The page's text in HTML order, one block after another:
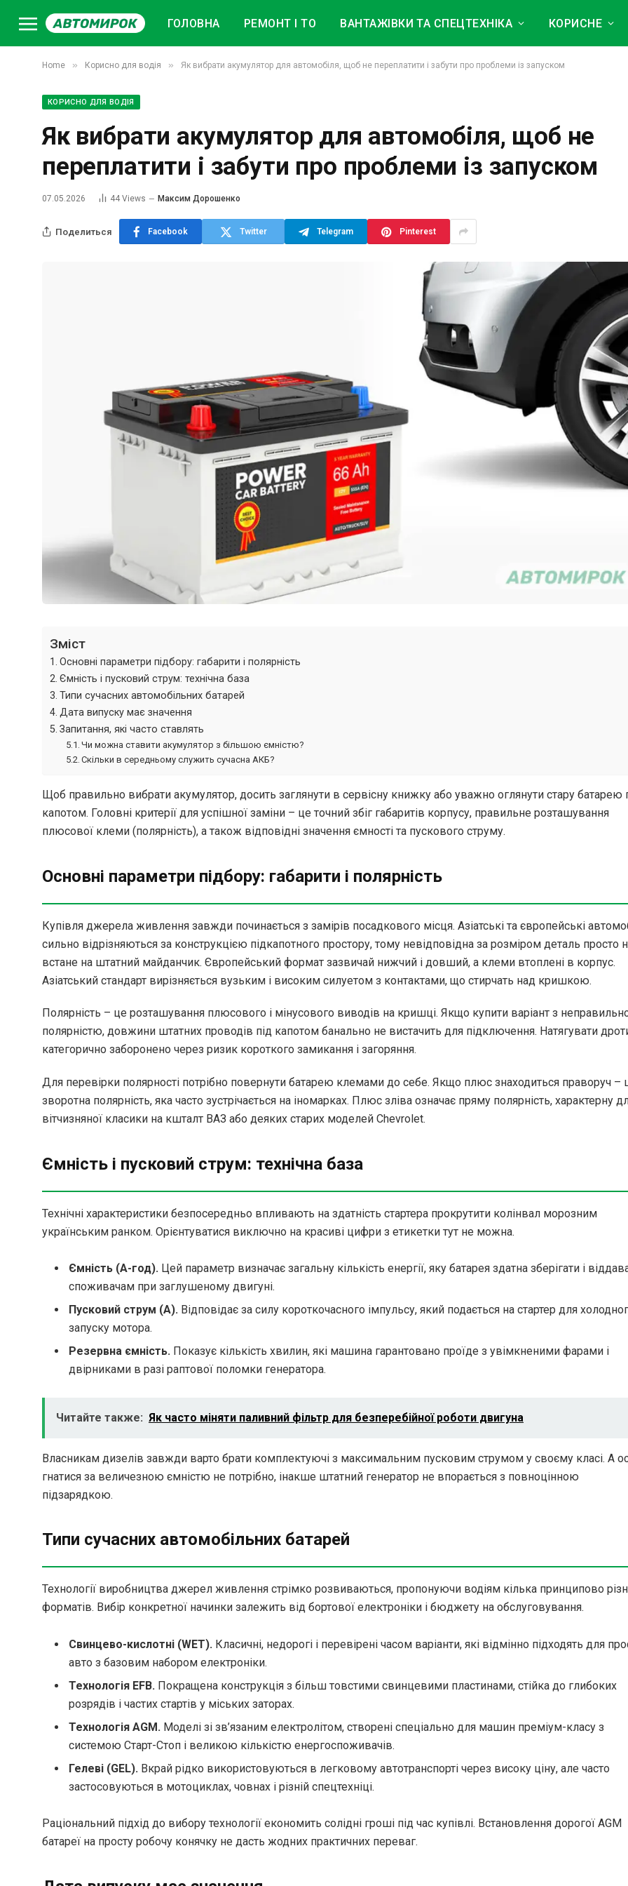
ГОЛОВНА РЕМОНТ І ТО ВАНТАЖІВКИ ТА СПЕЦТЕХНІКА КОРИСНЕ
Home » Корисно для водія » Як вибрати акумулятор для автомобіля, щоб не переплатити і забути про проблеми із запуском
КОРИСНО ДЛЯ ВОДІЯ
Як вибрати акумулятор для автомобіля, щоб не
переплатити і забути про проблеми із запуском
07.05.2026 44 Views Максим Дорошенко
Поделиться Facebook Twitter Telegram Pinterest
Зміст
Основні параметри підбору: габарити і полярність
Ємність і пусковий струм: технічна база
Типи сучасних автомобільних батарей
Дата випуску має значення
Запитання, які часто ставлять
Чи можна ставити акумулятор з більшою ємністю?
Скільки в середньому служить сучасна АКБ?
Щоб правильно вибрати акумулятор, досить заглянути в сервісну книжку або уважно оглянути стару батарею
капотом. Головні критерії для успішної заміни – це точний збіг габаритів корпусу, правильне розташування
плюсової клеми (полярність), а також відповідні значення ємності та пускового струму.
Основні параметри підбору: габарити і полярність
Купівля джерела живлення завжди починається з замірів посадкового місця. Азіатські та європейські
сильно відрізняються за конструкцією підкапотного простору, тому невідповідна за розміром деталь просто
встане на штатний майданчик. Європейський формат зазвичай нижчий і довший, а клеми втоплені в корпус.
Азіатський стандарт вирізняється вузьким і високим силуетом з контактами, що стирчать над кришкою.
Полярність – це розташування плюсового і мінусового виводів на кришці. Якщо купити варіант з
полярністю, довжини штатних проводів під капотом банально не вистачить для підключення. Натягувати
категорично заборонено через ризик короткого замикання і загоряння.
Для перевірки полярності потрібно повернути батарею клемами до себе. Якщо плюс знаходиться праворуч –
зворотна полярність, яка часто зустрічається на іномарках. Плюс зліва означає пряму полярність, характерну
вітчизняної класики на кшталт ВАЗ або деяких старих моделей Chevrolet.
Ємність і пусковий струм: технічна база
Технічні характеристики безпосередньо впливають на здатність стартера прокрутити колінвал морозним
українським ранком. Орієнтуватися виключно на красиві цифри з етикетки тут не можна.
Ємність (А-год). Цей параметр визначає загальну кількість енергії, яку батарея здатна зберігати і
споживачам при заглушеному двигуні.
Пусковий струм (А). Відповідає за силу короткочасного імпульсу, який подається на стартер для
запуску мотора.
Резервна ємність. Показує кількість хвилин, які машина гарантовано проїде з увімкненими фарами і
двірниками в разі раптової поломки генератора.
Читайте также: Як часто міняти паливний фільтр для безперебійної роботи двигуна
Власникам дизелів завжди варто брати комплектуючі з максимальним пусковим струмом у своєму класі. А
гнатися за величезною ємністю не потрібно, інакше штатний генератор не впорається з повноцінною
підзарядкою.
Типи сучасних автомобільних батарей
Технології виробництва джерел живлення стрімко розвиваються, пропонуючи водіям кілька принципово
форматів. Вибір конкретної начинки залежить від бортової електроніки і бюджету на обслуговування.
Свинцево-кислотні (WET). Класичні, недорогі і перевірені часом варіанти, які відмінно підходять для
авто з базовим набором електроніки.
Технологія EFB. Покращена конструкція з більш товстими свинцевими пластинами, стійка до глибоких
розрядів і частих стартів у міських заторах.
Технологія AGM. Моделі зі зв’язаним електролітом, створені спеціально для машин преміум-класу з
системою Старт-Стоп і великою кількістю енергоспоживачів.
Гелеві (GEL). Вкрай рідко використовуються в легковому автотранспорті через високу ціну, але часто
застосовуються в мотоциклах, човнах і різній спецтехніці.
Раціональний підхід до вибору технології економить солідні гроші під час купівлі. Встановлення дорогої AGM
батареї на просту робочу конячку не дасть жодних практичних переваг.